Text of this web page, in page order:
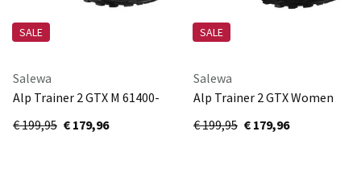
SALE
Salewa
Alp Trainer 2 GTX M 61400-
7953
€ 199,95 € 179,96
SALE
Salewa
Alp Trainer 2 GTX Women
61401-8669
€ 199,95 € 179,96